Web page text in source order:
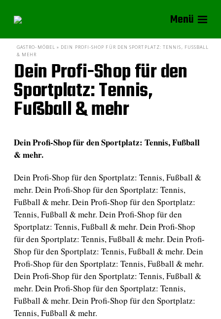
Menü
GASTRO-MÖBEL » DEIN PROFI-SHOP FÜR DEN SPORTPLATZ: TENNIS, FUSSBALL &
MEHR
Dein Profi-Shop für den
Sportplatz: Tennis,
Fußball & mehr
Dein Profi-Shop für den Sportplatz: Tennis, Fußball
& mehr.
Dein Profi-Shop für den Sportplatz: Tennis, Fußball &
mehr. Dein Profi-Shop für den Sportplatz: Tennis,
Fußball & mehr. Dein Profi-Shop für den Sportplatz:
Tennis, Fußball & mehr. Dein Profi-Shop für den
Sportplatz: Tennis, Fußball & mehr. Dein Profi-Shop
für den Sportplatz: Tennis, Fußball & mehr. Dein Profi-
Shop für den Sportplatz: Tennis, Fußball & mehr. Dein
Profi-Shop für den Sportplatz: Tennis, Fußball & mehr.
Dein Profi-Shop für den Sportplatz: Tennis, Fußball &
mehr. Dein Profi-Shop für den Sportplatz: Tennis,
Fußball & mehr. Dein Profi-Shop für den Sportplatz:
Tennis, Fußball & mehr.